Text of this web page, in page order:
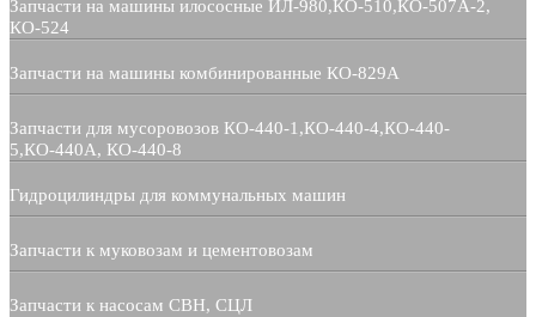
Запчасти на машины илососные ИЛ-980,КО-510,КО-507А-2,
КО-524
Запчасти на машины комбинированные КО-829А
Запчасти для мусоровозов КО-440-1,КО-440-4,КО-440-
5,КО-440А, КО-440-8
Гидроцилиндры для коммунальных машин
Запчасти к муковозам и цементовозам
Запчасти к насосам СВН, СЦЛ